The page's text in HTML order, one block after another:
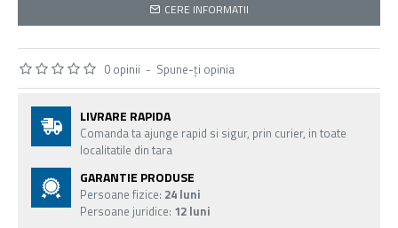
0 opinii - Spune-ţi opinia
CERE INFORMATII
LIVRARE RAPIDA
Comanda ta ajunge rapid si sigur, prin curier, in toate
localitatile din tara
GARANTIE PRODUSE
Persoane fizice: 24 luni
Persoane juridice: 12 luni